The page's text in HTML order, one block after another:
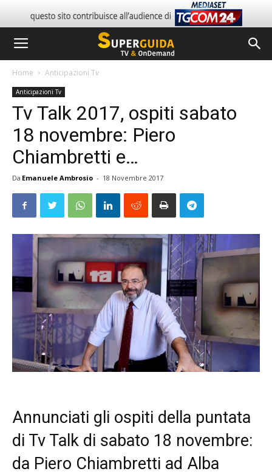
Home Anticipazioni Tv
Anticipazioni Tv
Tv Talk 2017, ospiti sabato
18 novembre: Piero
Chiambretti e…
Da Emanuele Ambrosio - 18 Novembre 2017
Annunciati gli ospiti della puntata
di Tv Talk di sabato 18 novembre:
da Piero Chiambretti ad Alba